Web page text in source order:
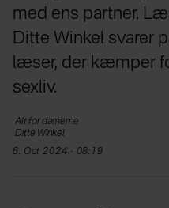
med ens partner.
Ditte Winkel svarer
læser, der kæmper
sexliv.
Alt fordamerne
Ditte Winkel
6. Oct 2024 - 08:19